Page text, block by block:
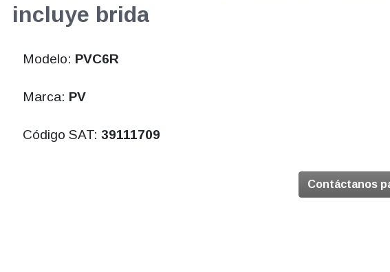
incluye brida
Modelo: PVC6R
Marca: PV
Código SAT: 39111709
Contáctanos